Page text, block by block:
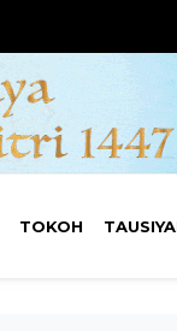
TOKOH